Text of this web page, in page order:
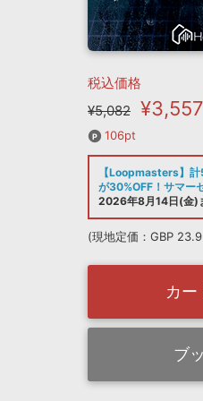
税込価格
¥5,082 ¥3,557
106pt
【Loopmasters】
が30%OFF！サマー
2026年8月14日(金)
(現地定価：GBP
カー
ブ